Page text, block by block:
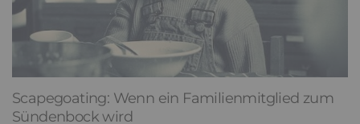
Scapegoating: Wenn ein Familienmitglied zum
Sündenbock wird